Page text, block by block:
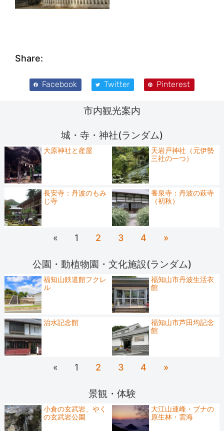
Share:
Facebook Twitter Pinterest
市内観光案内
城・寺・神社(ランダム)
大原神社と産屋
天岩戸神社（元伊勢
三社の一つ）
長安寺：丹波のもみ
じ寺
養泉寺：丹波の萩寺
（初秋）
« 1 2 3 4 »
公園・動植物園・文化施設(ランダム)
福知山鉄道館フクレ
ル
福知山市丹波生活衣
館
治水記念館
福知山市芦田均記念
館
« 1 2 3 4 »
景観・体験
小倉の玄武岩、やく
の玄武岩公園
大江山連峰・ブナの
原生林・雲海